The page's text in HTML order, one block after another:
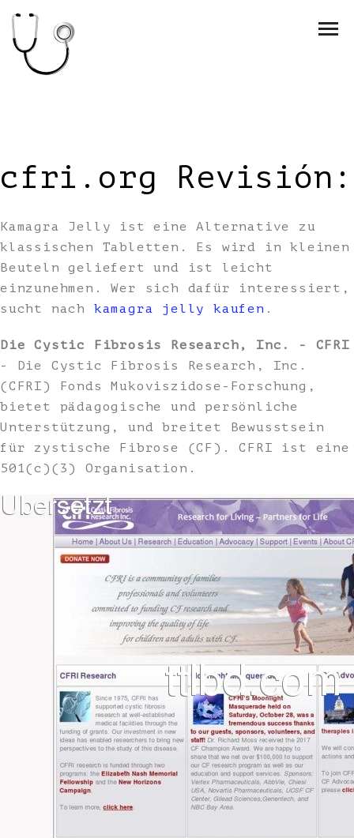
cfri.org Revisión:
Kamagra Jelly ist eine Alternative zu
klassischen Tabletten. Es wird in kleinen
Beuteln geliefert und ist leicht
einzunehmen. Wer sich dafür interessiert,
sucht nach kamagra jelly kaufen .
Die Cystic Fibrosis Research, Inc. - CFRI
- Die Cystic Fibrosis Research, Inc.
(CFRI) Fonds Mukoviszidose-Forschung,
bietet pädagogische und persönliche
Unterstützung, und breitet Bewusstsein
für zystische Fibrose (CF). CFRI ist eine
501(c)(3) Organisation.